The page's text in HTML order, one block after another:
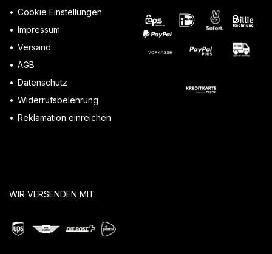
Cookie Einstellungen
Impressum
Versand
AGB
Datenschutz
Widerrufsbelehrung
Reklamation einreichen
WIR VERSENDEN MIT: